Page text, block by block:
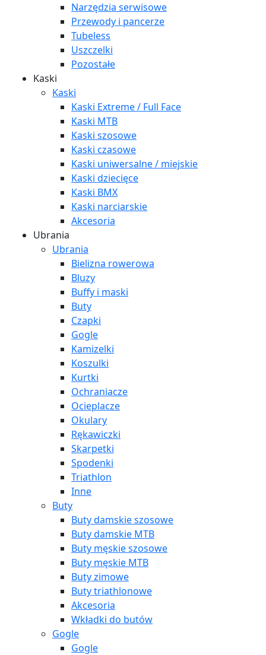
Narzędzia serwisowe
Przewody i pancerze
Tubeless
Uszczelki
Pozostałe
Kaski
Kaski
Kaski Extreme / Full Face
Kaski MTB
Kaski szosowe
Kaski czasowe
Kaski uniwersalne / miejskie
Kaski dziecięce
Kaski BMX
Kaski narciarskie
Akcesoria
Ubrania
Ubrania
Bielizna rowerowa
Bluzy
Buffy i maski
Buty
Czapki
Gogle
Kamizelki
Koszulki
Kurtki
Ochraniacze
Ocieplacze
Okulary
Rękawiczki
Skarpetki
Spodenki
Triathlon
Inne
Buty
Buty damskie szosowe
Buty damskie MTB
Buty męskie szosowe
Buty męskie MTB
Buty zimowe
Buty triathlonowe
Akcesoria
Wkładki do butów
Gogle
Gogle